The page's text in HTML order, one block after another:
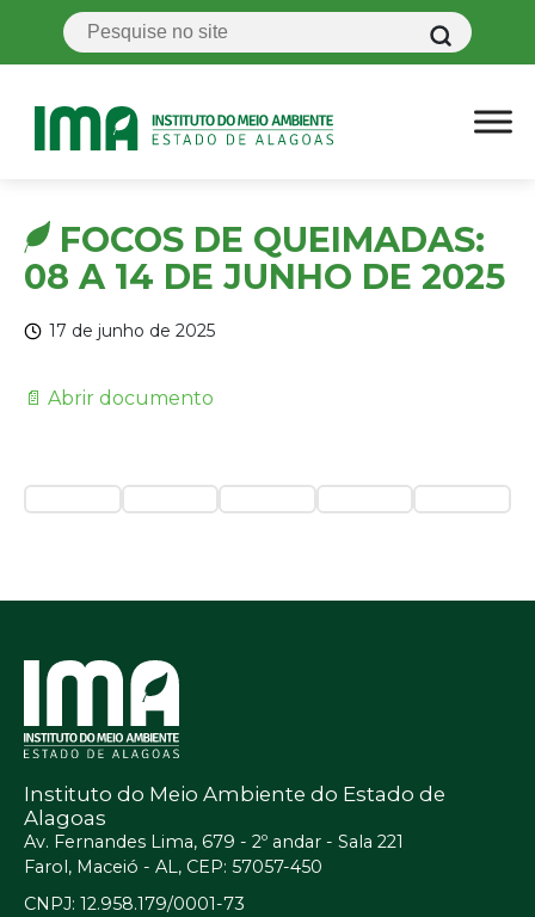
FOCOS DE QUEIMADAS:
08 A 14 DE JUNHO DE 2025
17 de junho de 2025
📄 Abrir documento
Instituto do Meio Ambiente do Estado de
Alagoas
Av. Fernandes Lima, 679 - 2º andar - Sala 221
Farol, Maceió - AL, CEP: 57057-450
CNPJ: 12.958.179/0001-73